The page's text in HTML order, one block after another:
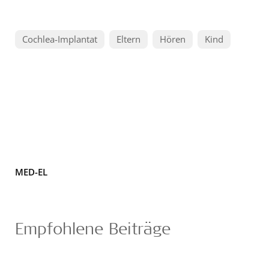
Cochlea-Implantat Eltern Hören Kind
MED-EL
Empfohlene Beiträge